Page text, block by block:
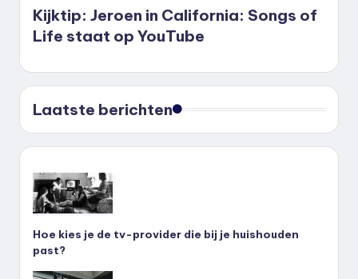
Kijktip: Jeroen in California: Songs of
Life staat op YouTube
Laatste berichten
Hoe kies je de tv-provider die bij je huishouden
past?